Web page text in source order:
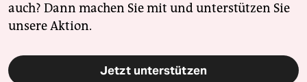
auch? Dann machen Sie mit und unterstützen Sie
unsere Aktion.
Jetzt unterstützen